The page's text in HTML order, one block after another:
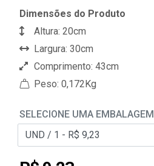
Dimensões do Produto
Altura: 20cm
Largura: 30cm
Comprimento: 43cm
Peso: 0,172Kg
SELECIONE UMA EMBALAGEM